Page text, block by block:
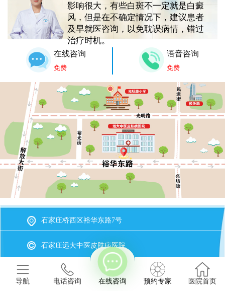
影响很大，有些白斑不一定就是白癜
风，但是在不确定情况下，建议患者
及早就医咨询，以免耽误病情，错过
治疗时机。
在线咨询
免费
语音咨询
免费
石家庄桥西区裕华东路7号
石家庄远大中医皮肤病医院
备案号冀ICP备2023015620号-20
导航 电话咨询 在线咨询 预约专家 医院首页